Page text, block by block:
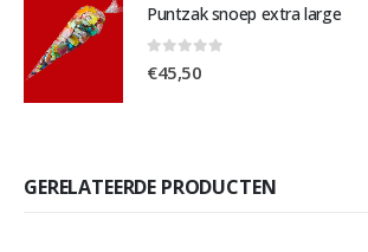
Puntzak snoep extra large
0out of 5
€45,50
GERELATEERDE PRODUCTEN